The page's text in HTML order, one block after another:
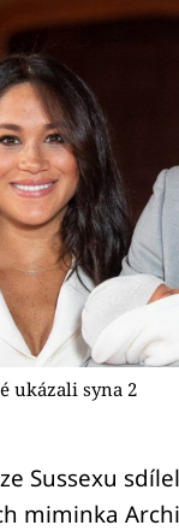
ukázali syna 2
Sussexu
miminka